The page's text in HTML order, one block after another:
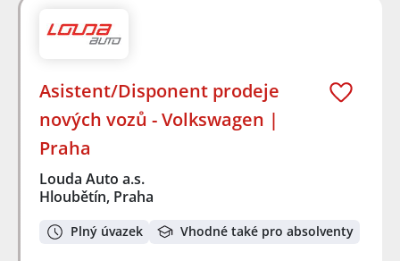
Asistent/Disponent prodeje
nových vozů - Volkswagen |
Praha
Louda Auto a.s.
Hloubětín, Praha
Plný úvazek Vhodné také pro absolventy